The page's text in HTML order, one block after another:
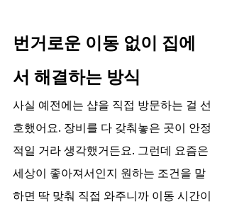
번거로운 이동 없이 집에
서 해결하는 방식
사실 예전에는 샵을 직접 방문하는 걸 선
호했어요. 장비를 다 갖춰놓은 곳이 안정
적일 거라 생각했거든요. 그런데 요즘은
세상이 좋아져서인지 원하는 조건을 말
하면 딱 맞춰 직접 와주니까 이동 시간이